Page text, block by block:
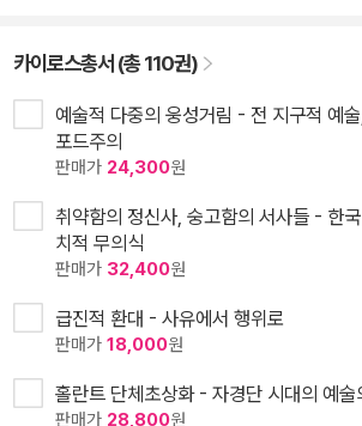
카이로스총서 (총 110권)
예술적 다중의 웅성거림 - 전 지구적 예
포드주의
판매가 24,300원
취약함의 정신사, 숭고함의 서사들 - 한
치적 무의식
판매가 32,400원
급진적 환대 - 사유에서 행위로
판매가 18,000원
홀란트 단체초상화 - 자경단 시대의 예술
판매가 28,800원